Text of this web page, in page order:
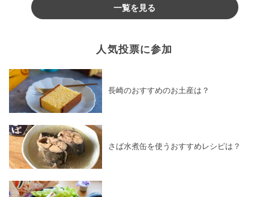
一覧を見る
人気投票に参加
長崎のおすすめのお土産は？
さば水煮缶を使うおすすめレシピは？